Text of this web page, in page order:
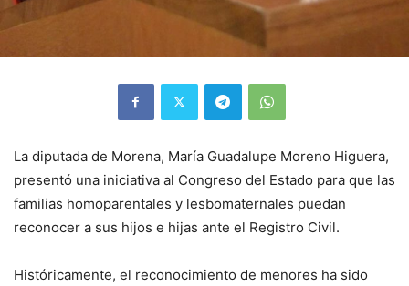
La diputada de Morena, María Guadalupe Moreno Higuera,
presentó una iniciativa al Congreso del Estado para que las
familias homoparentales y lesbomaternales puedan
reconocer a sus hijos e hijas ante el Registro Civil.
Históricamente, el reconocimiento de menores ha sido